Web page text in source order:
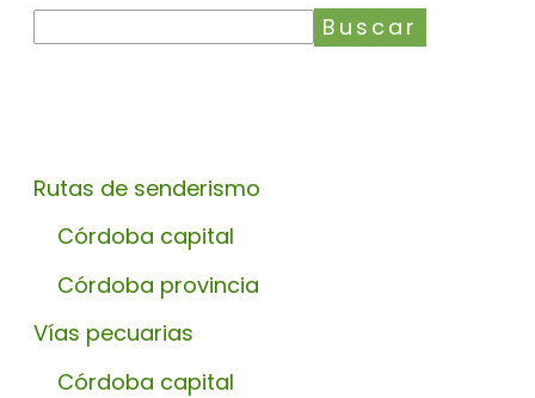
Buscar
Rutas de senderismo
Córdoba capital
Córdoba provincia
Vías pecuarias
Córdoba capital